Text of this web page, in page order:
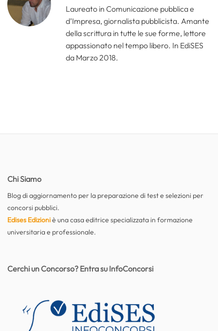
Laureato in Comunicazione pubblica e
d’Impresa, giornalista pubblicista. Amante
della scrittura in tutte le sue forme, lettore
appassionato nel tempo libero. In EdiSES
da Marzo 2018.
Chi Siamo
Blog di aggiornamento per la preparazione di test e selezioni per
concorsi pubblici.
Edises Edizioniè una casa editrice specializzata in formazione
universitaria e professionale.
Cerchi un Concorso? Entra su InfoConcorsi